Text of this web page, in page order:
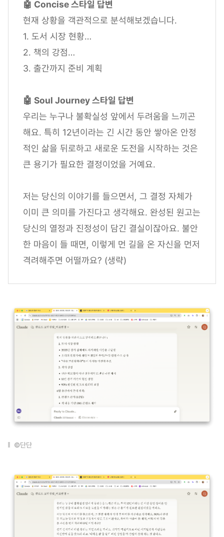
🤖 Concise 스타일 답변
현재 상황을 객관적으로 분석해보겠습니다.
1. 도서 시장 현황…
2. 책의 강점…
3. 출간까지 준비 계획
🤖 Soul Journey 스타일 답변
우리는 누구나 불확실성 앞에서 두려움을 느끼곤
해요. 특히 12년이라는 긴 시간 동안 쌓아온 안정
적인 삶을 뒤로하고 새로운 도전을 시작하는 것은
큰 용기가 필요한 결정이었을 거예요.
저는 당신의 이야기를 들으면서, 그 결정 자체가
이미 큰 의미를 가진다고 생각해요. 완성된 원고는
당신의 열정과 진정성이 담긴 결실이잖아요. 불안
한 마음이 들 때면, 이렇게 먼 길을 온 자신을 먼저
격려해주면 어떨까요? (생략)
©단단